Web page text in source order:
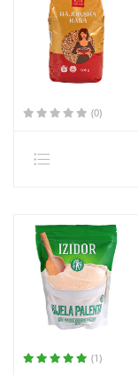
(0)
(1)